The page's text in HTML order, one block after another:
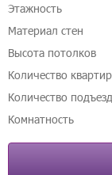
Этажность
Материал стен
Высота потолков
Количество квартир
Количество
Комнатность